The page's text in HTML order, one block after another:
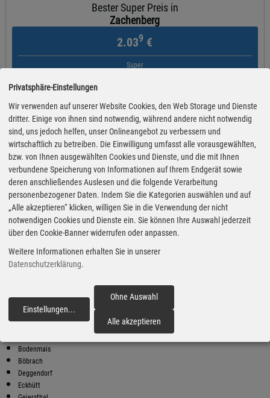
Bester Super Preis in
Zachenberg
2.039 €
Super
AVIA
Regener Straße 2
Super Preise in Zachenberg
Bester Super E10 Preis in
Zachenberg
1.979€
Super E10
Regener Straße 2
Preiswerter tanken - finden Sie die günstigsten Benzin und Diesel
Preise in Ihrer Stadt
Bodenmais
Böbrach
Deggendorf
Eckhütt
Privatsphäre-Einstellungen
Wir verwenden auf unserer Website Cookies, den Web Storage und Dienste
dritter. Einige von ihnen sind notwendig, während andere nicht notwendig
sind, uns jedoch helfen, unser Onlineangebot zu verbessern und
wirtschaftlich zu betreiben. Die Einwilligung umfasst alle vorausgewählten,
bzw. von Ihnen ausgewählten Cookies und Dienste, und die mit Ihnen
verbundene Speicherung von Informationen auf Ihrem Endgerät sowie
deren anschließendes Auslesen und die folgende Verarbeitung
personenbezogener Daten. Indem Sie die Kategorien auswählen und auf
„Alle akzeptieren“ klicken, willigen Sie in die Verwendung der nicht
notwendigen Cookies und Dienste ein. Sie können Ihre Auswahl jederzeit
über den Cookie-Banner widerrufen oder anpassen.
Weitere Informationen erhalten Sie in unserer
Datenschutzerklärung.
Einstellungen...
Ohne Auswahl
Alle akzeptieren